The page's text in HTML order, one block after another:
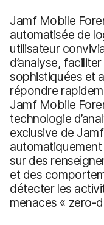
Jamf Mobile
automatisée de
utilisateur
d’analyse,
sophistiquées et
répondre
Jamf Mobile
technologie
exclusive de
automatiquement
sur des
et des
détecter les
menaces « zero-